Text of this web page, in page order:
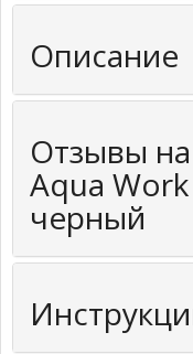
Описание
Отзывы
Aqua
черный